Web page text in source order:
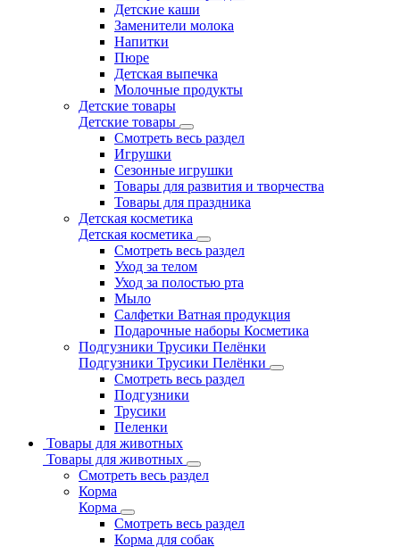
Детские каши
Заменители молока
Напитки
Пюре
Детская выпечка
Молочные продукты
Детские товары
Детские товары
Смотреть весь раздел
Игрушки
Сезонные игрушки
Товары для развития и творчества
Товары для праздника
Детская косметика
Детская косметика
Смотреть весь раздел
Уход за телом
Уход за полостью рта
Мыло
Салфетки Ватная продукция
Подарочные наборы Косметика
Подгузники Трусики Пелёнки
Подгузники Трусики Пелёнки
Смотреть весь раздел
Подгузники
Трусики
Пеленки
Товары для животных
Товары для животных
Смотреть весь раздел
Корма
Корма
Смотреть весь раздел
Корма для собак